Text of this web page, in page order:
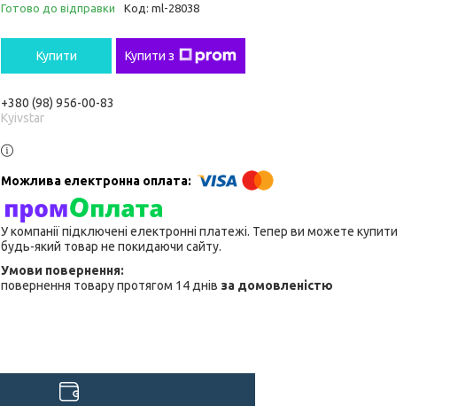
Готово до відправки
Код: ml-28038
Купити Купити з
+380 (98) 956-00-83
Kyivstar
У компанії підключені електронні платежі. Тепер ви можете купити
будь-який товар не покидаючи сайту.
повернення товару протягом 14 днів за домовленістю